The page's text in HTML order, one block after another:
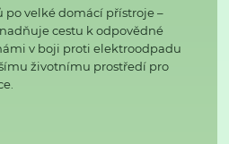
po velké domácí přístroje –
cestu k odpovědné
v boji proti elektroodpadu
životnímu prostředí pro